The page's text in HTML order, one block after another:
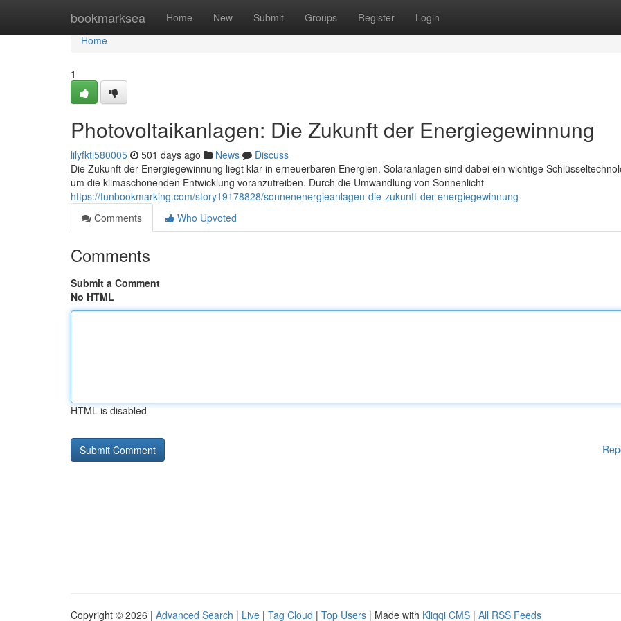
bookmarksea Home New Submit Groups Register Login
Home
Home
1
Photovoltaikanlagen: Die Zukunft der Energiegewinnung
lilyfkti580005 501 days ago News
Discuss
Die Zukunft der Energiegewinnung liegt klar in erneuerbaren Energien. Solaranlagen sind dabei ein wichtige
um die klimaschonenden Entwicklung voranzutreiben. Durch die Umwandlung von Sonnenlicht
https://funbookmarking.com/story19178828/sonnenenergieanlagen-die-zukunft-der-energiegewinnung
Comments
Who Upvoted
Comments
Submit a Comment
No HTML
HTML is disabled
Copyright © 2026 | Advanced Search | Live | Tag Cloud | Top Users | Made with Kliqqi CMS | All RSS Feeds